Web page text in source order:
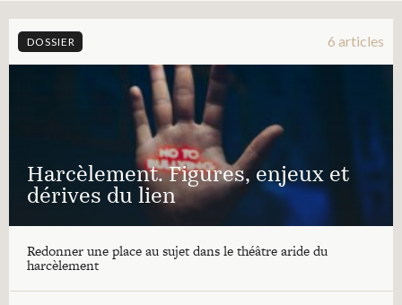
DOSSIER 6 articles
Harcèlement. Figures, enjeux et
dérives du lien
Redonner une place au sujet dans le théâtre aride du
harcèlement